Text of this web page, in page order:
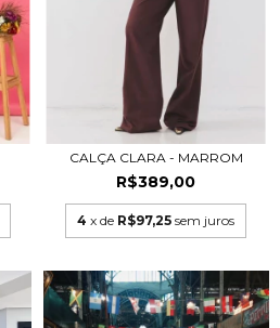
CALÇA CLARA - MARROM
R$389,00
4 x de R$97,25 sem juros